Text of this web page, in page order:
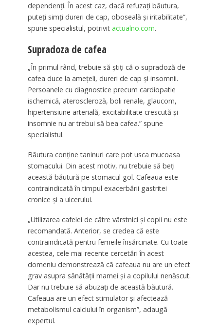
dependenți. În acest caz, dacă refuzați băutura,
puteți simți dureri de cap, oboseală și iritabilitate”,
spune specialistul, potrivit actualno.com.
Supradoza de cafea
„În primul rând, trebuie să știți că o supradoză de
cafea duce la amețeli, dureri de cap și insomnii.
Persoanele cu diagnostice precum cardiopatie
ischemică, ateroscleroză, boli renale, glaucom,
hipertensiune arterială, excitabilitate crescută și
insomnie nu ar trebui să bea cafea.” spune
specialistul.
Băutura conține taninuri care pot usca mucoasa
stomacului. Din acest motiv, nu trebuie să beți
această băutură pe stomacul gol. Cafeaua este
contraindicată în timpul exacerbării gastritei
cronice și a ulcerului.
„Utilizarea cafelei de către vârstnici și copii nu este
recomandată. Anterior, se credea că este
contraindicată pentru femeile însărcinate. Cu toate
acestea, cele mai recente cercetări în acest
domeniu demonstrează că cafeaua nu are un efect
grav asupra sănătății mamei și a copilului nenăscut.
Dar nu trebuie să abuzați de această băutură.
Cafeaua are un efect stimulator și afectează
metabolismul calciului în organism”, adaugă
expertul.